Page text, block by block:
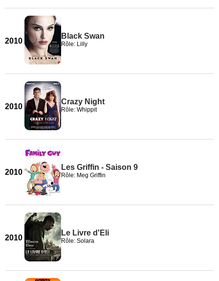
2010
Black Swan
Rôle: Lilly
2010
Crazy Night
Rôle: Whippit
2010
Les Griffin - Saison 9
Rôle: Meg Griffin
2010
Le Livre d'Eli
Rôle: Solara